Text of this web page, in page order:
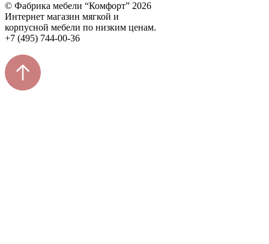
© Фабрика мебели “Комфорт” 2026
Интернет магазин мягкой и
корпусной мебели по низким ценам.
+7 (495) 744-00-36